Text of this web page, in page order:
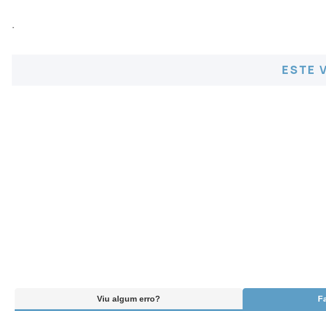
.
ESTE
Viu algum erro?